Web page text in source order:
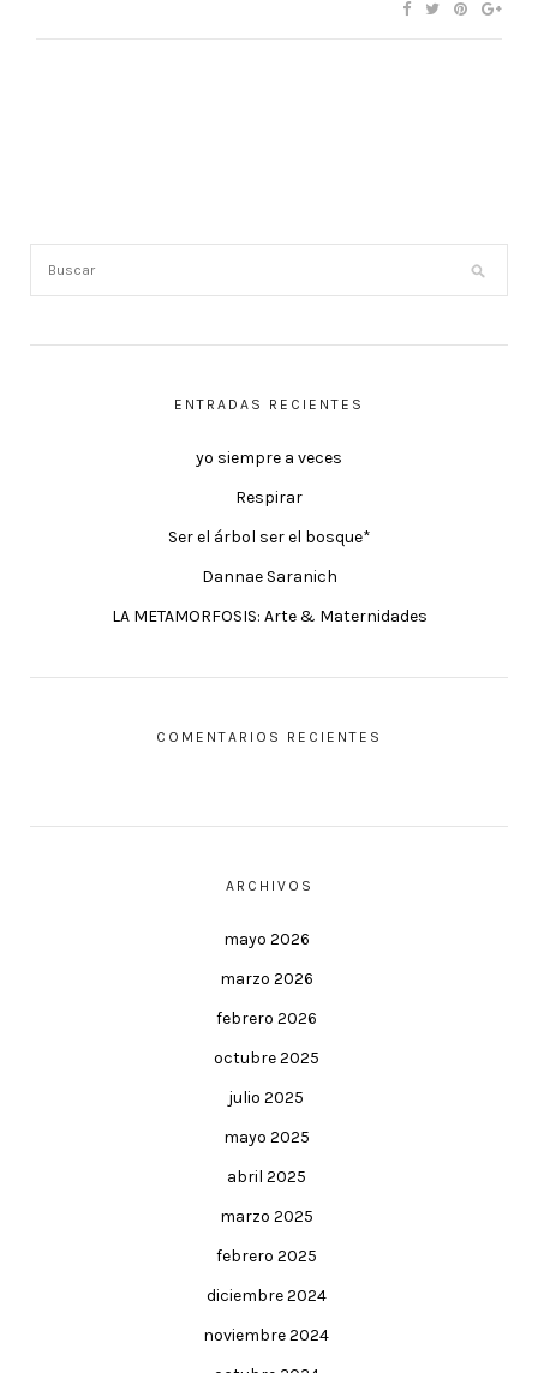
ENTRADAS RECIENTES
yo siempre a veces
Respirar
Ser el árbol ser el bosque*
Dannae Saranich
LA METAMORFOSIS: Arte & Maternidades
COMENTARIOS RECIENTES
ARCHIVOS
mayo 2026
marzo 2026
febrero 2026
octubre 2025
julio 2025
mayo 2025
abril 2025
marzo 2025
febrero 2025
diciembre 2024
noviembre 2024